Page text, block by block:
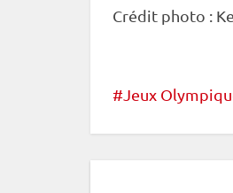
Crédit photo :
Jeux